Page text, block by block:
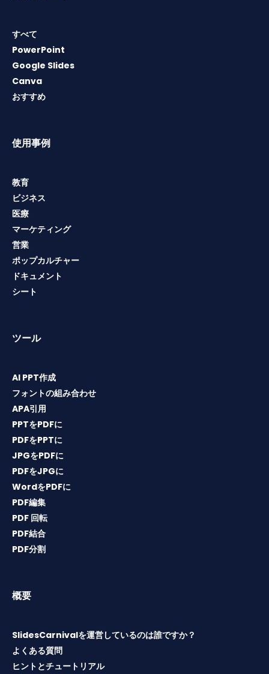
すべて
PowerPoint
Google Slides
Canva
おすすめ
使用事例
教育
ビジネス
医療
マーケティング
営業
ポップカルチャー
ドキュメント
シート
ツール
AI PPT作成
フォントの組み合わせ
APA引用
PPTをPDFに
PDFをPPTに
JPGをPDFに
PDFをJPGに
WordをPDFに
PDF編集
PDF 回転
PDF結合
PDF分割
概要
SlidesCarnivalを運営しているのは誰ですか？
よくある質問
ヒントとチュートリアル